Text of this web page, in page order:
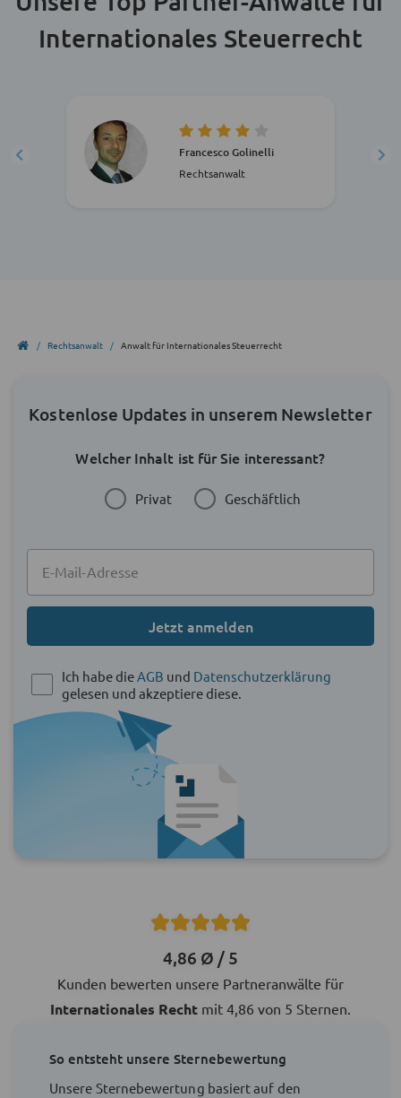
Internationales Steuerrecht
Francesco Golinelli
Rechtsanwalt
Rechtsanwalt Anwalt für Internationales Steuerrecht
Kostenlose Updates in unserem Newsletter
Welcher Inhalt ist für Sie interessant?
Privat Geschäftlich
Jetzt anmelden
Ich habe die AGB und Datenschutzerklärung
gelesen und akzeptiere diese.
4,86 Ø / 5
Kunden bewerten unsere Partneranwälte für
Internationales Recht mit 4,86 von 5 Sternen.
So entsteht unsere Sternebewertung
Unsere Sternebewertung basiert auf den